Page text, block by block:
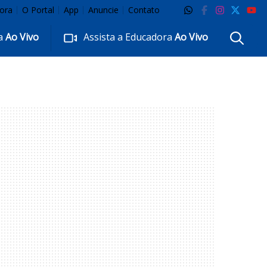
O Portal App Anuncie Contato
Ao Vivo Assista a EducadoraAo Vivo